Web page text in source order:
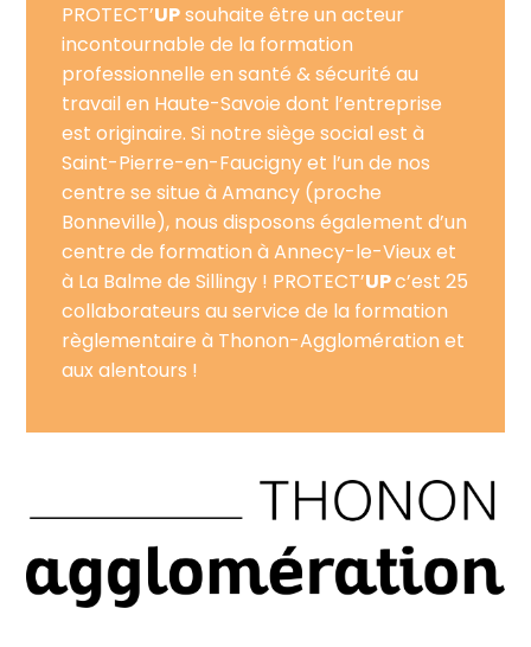
PROTECT’UPsouhaite être un acteur
incontournable de la formation
professionnelle en santé & sécurité au
travail en Haute-Savoie dont l’entreprise
est originaire. Si notre siège social est à
Saint-Pierre-en-Faucigny et l’un de nos
centre se situe à Amancy (proche
Bonneville), nous disposons également d’un
centre de formation à Annecy-le-Vieux et
à La Balme de Sillingy ! PROTECT’UPc’est 25
collaborateurs au service de la formation
règlementaire à Thonon-Agglomération et
aux alentours !